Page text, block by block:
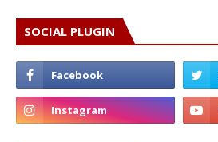
SOCIAL PLUGIN